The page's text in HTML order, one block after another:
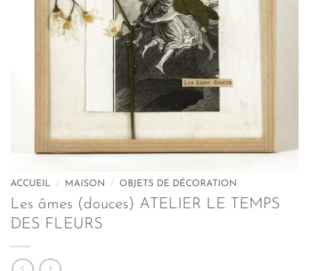
ACCUEIL / MAISON / OBJETS DE DÉCORATION
Les âmes (douces) ATELIER LE TEMPS
DES FLEURS